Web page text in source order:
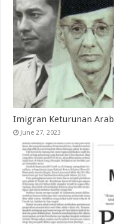
Imigran Keturunan Arab
June 27, 2023